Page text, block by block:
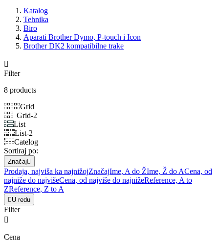
Katalog
Tehnika
Biro
Aparati Brother Dymo, P-touch i Icon
Brother DK2 kompatibilne trake

Filter
8 products
Grid
Grid-2
List
List-2
Catelog
Sortiraj po:
Značaj 
Prodaja, najviša ka najnižojZnačajIme, A do ŽIme, Ž do ACena, od
najniže do najvišeCena, od najviše do najnižeReference, A to
ZReference, Z to A
 U redu
Filter

Cena